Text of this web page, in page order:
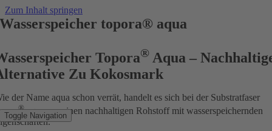
Zum Inhalt springen
Toggle Navigation
Wasserspeicher topora® aqua
Topora® Aqua –
Zu Kokosmark
der Name aqua schon verrät, handelt es sich bei der Substratfaser
®aqua um einen nachhaltigen Rohstoff mit wasserspeichernden